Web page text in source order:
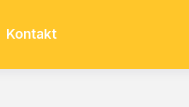
Kontakt